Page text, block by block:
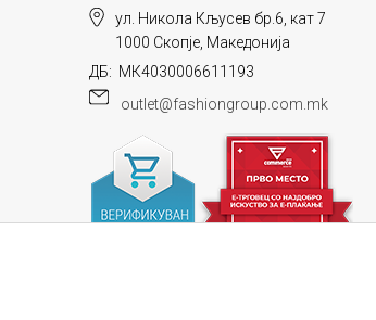
ул. Никола Кљусев бр.6, кат 7
1000 Скопје, Македонија
ДБ: МК4030006611193
outlet@fashiongroup.com.mk